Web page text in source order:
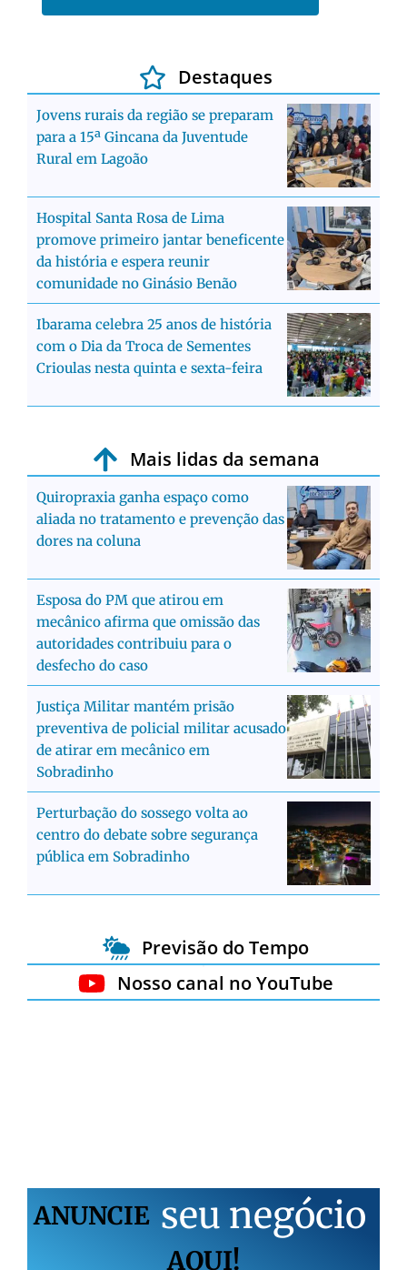
Destaques
Jovens rurais da região se preparam
para a 15ª Gincana da Juventude
Rural em Lagoão
Hospital Santa Rosa de Lima
promove primeiro jantar beneficente
da história e espera reunir
comunidade no Ginásio Benão
Ibarama celebra 25 anos de história
com o Dia da Troca de Sementes
Crioulas nesta quinta e sexta-feira
Mais lidas da semana
Quiropraxia ganha espaço como
aliada no tratamento e prevenção das
dores na coluna
Esposa do PM que atirou em
mecânico afirma que omissão das
autoridades contribuiu para o
desfecho do caso
Justiça Militar mantém prisão
preventiva de policial militar acusado
de atirar em mecânico em
Sobradinho
Perturbação do sossego volta ao
centro do debate sobre segurança
pública em Sobradinho
Previsão do Tempo
Nosso canal no YouTube
ANUNCIE seu negócio
AQUI!